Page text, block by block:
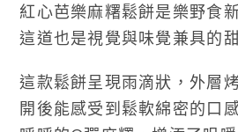
紅心芭樂麻糬鬆餅是樂野食
這道也是視覺與味覺兼具的
這款鬆餅呈現雨滴狀，外層
開後能感受到鬆軟綿密的口